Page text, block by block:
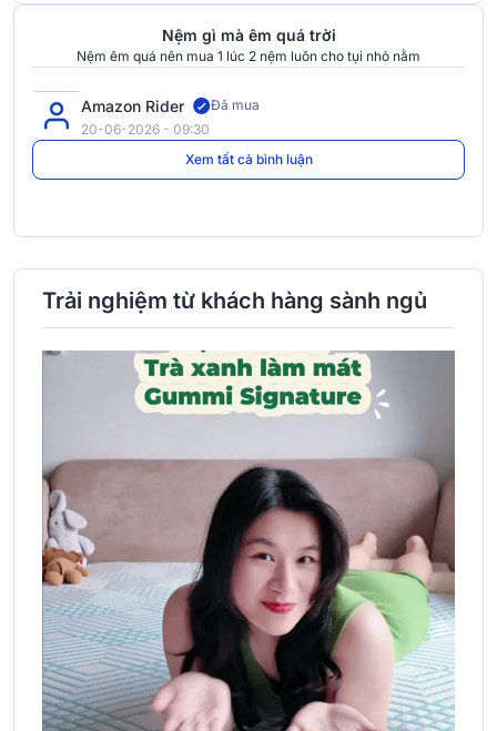
Nệm gì mà êm quá trời
Nệm êm quá nên mua 1 lúc 2 nệm luôn cho tụi nhỏ nằm
Amazon Rider
Đã mua
20-06-2026 - 09:30
Xem tất cả bình luận
Trải nghiệm từ khách hàng sành ngủ